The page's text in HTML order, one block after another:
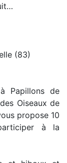
(83)
Papillons de
Oiseaux de
propose 10
à la